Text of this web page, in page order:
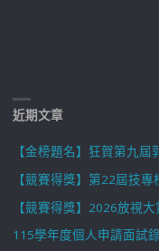
近期文章
【金榜題名】狂賀第九
【競賽得獎】第22屆技
【競賽得獎】2026放視
115學年度個人申請面試